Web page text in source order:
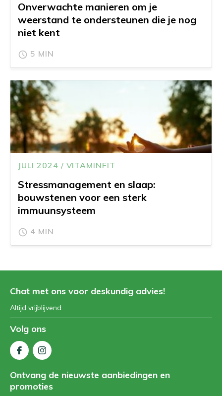
Onverwachte manieren om je
weerstand te ondersteunen die je nog
niet kent
5 MIN
JULI 2024 / VITAMINFIT
Stressmanagement en slaap:
bouwstenen voor een sterk
immuunsysteem
4 MIN
Chat met ons voor deskundig advies!
Altijd vrijblijvend
Volg ons
Ontvang de nieuwste aanbiedingen en
promoties